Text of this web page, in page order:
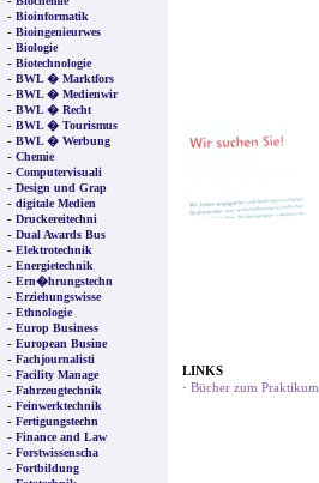
- Bioinformatik
- Bioingenieurwes
- Biologie
- Biotechnologie
- BWL � Marktfors
- BWL � Medienwir
- BWL � Recht
- BWL � Tourismus
- BWL � Werbung
- Chemie
- Computervisuali
- Design und Grap
- digitale Medien
- Druckereitechni
- Dual Awards Bus
- Elektrotechnik
- Energietechnik
- Ern�hrungstechn
- Erziehungswisse
- Ethnologie
- Europ Business
- European Busine
- Fachjournalisti
- Facility Manage
- Fahrzeugtechnik
- Feinwerktechnik
- Fertigungstechn
- Finance and Law
- Forstwissenscha
- Fortbildung
LINKS
· Bücher zum Praktikum